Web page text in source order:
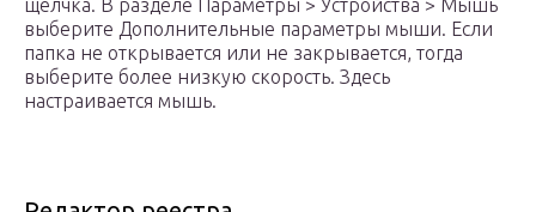
щелчка. В разделе Параметры > Устройства > Мышь
выберите Дополнительные параметры мыши. Если
папка не открывается или не закрывается, тогда
выберите более низкую скорость. Здесь
настраивается мышь.